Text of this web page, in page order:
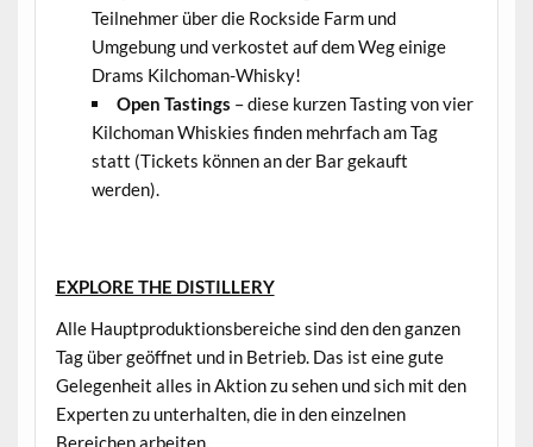
Teilnehmer über die Rockside Farm und
Umgebung und verkostet auf dem Weg einige
Drams Kilchoman-Whisky!
Open Tastings – diese kurzen Tasting von vier
Kilchoman Whiskies finden mehrfach am Tag
statt (Tickets können an der Bar gekauft
werden).
EXPLORE THE DISTILLERY
Alle Hauptproduktionsbereiche sind den den ganzen
Tag über geöffnet und in Betrieb. Das ist eine gute
Gelegenheit alles in Aktion zu sehen und sich mit den
Experten zu unterhalten, die in den einzelnen